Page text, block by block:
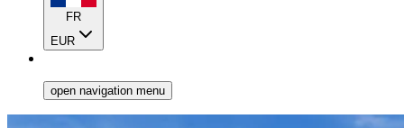
FR
EUR
open navigation menu